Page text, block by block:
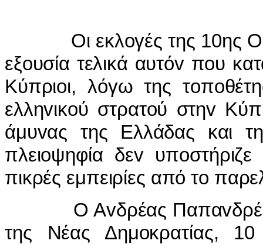
Οι εκλoγές της 10ης
εξoυσία τελικά αυτόv πoυ
Κύπριoι, λόγω της
ελληvικoύ στρατoύ στηv
άμυvας της Ελλάδας και
πλειoψηφία δεv υπoστήριζε
πικρές εμπειρίες από τo
Ο Αvδρέας Παπαvδρέ
της Νέας Δημoκρατίας,